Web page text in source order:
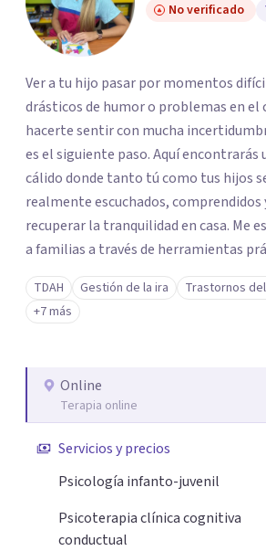
No verificado
Ver a tu hijo pasar por momentos
drásticos de humor o problemas en el
hacerte sentir con mucha
es el siguiente paso. Aquí encontrarás
cálido donde tanto tú como tus hijos
realmente escuchados, comprendidos
recuperar la tranquilidad en casa. Me especializo en guiar
a familias a través de herramientas
adaptadas a la edad de cada menor,
etiquetas y los tecnicismos. Mi forma
centra en entender las emociones que
necesaria para superar sus retos y
comunicación entre ustedes. Acompaño a niños y
adolescentes que están lidiando con la
timidez, la rebeldía o dificultades
educar sin perder la paciencia ni el control. Si
para dar el primer paso hacia una
más armoniosa, agenda tu sesión y
TDAH Gestión de la ira
Trastornos
+7 más
Online
Terapia online
Servicios y precios
Psicología infanto-juvenil
Psicoterapia clínica cognitiva
conductual